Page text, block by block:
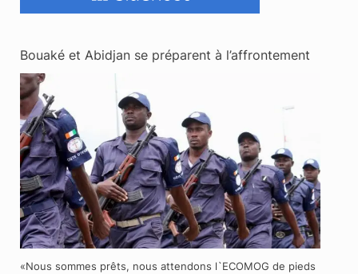
Bouaké et Abidjan se préparent à l’affrontement
«Nous sommes prêts, nous attendons l`ECOMOG de pieds